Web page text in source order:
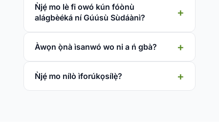
Ǹjẹ́ mo lè fi owó kún fóònù
alágbèéká ní Gúúsù Sùdáànì?
Àwọn ọ̀nà ìsanwó wo ni a ń gbà?
Ǹjẹ́ mo nílò ìforúkọsílẹ̀?